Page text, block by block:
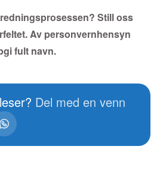
Still oss
Av personvernhensyn
fult navn.
Del med en venn